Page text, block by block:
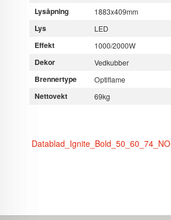
Lysåpning 1883x409mm
Lys LED
Effekt 1000/2000W
Dekor Vedkubber
Brennertype Optiflame
Nettovekt 69kg
Datablad_Ignite_Bold_50_60_74_NO